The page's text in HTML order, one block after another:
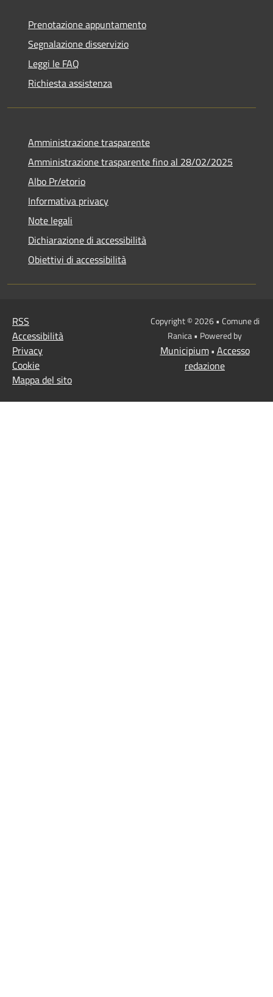
Prenotazione appuntamento
Segnalazione disservizio
Leggi le FAQ
Richiesta assistenza
Amministrazione trasparente
Amministrazione trasparente fino al 28/02/2025
Albo Pr/etorio
Informativa privacy
Note legali
Dichiarazione di accessibilità
Obiettivi di accessibilità
RSS
Accessibilità
Privacy
Cookie
Mappa del sito
Copyright © 2026 • Comune di
Ranica • Powered by
Municipium• Accesso
redazione